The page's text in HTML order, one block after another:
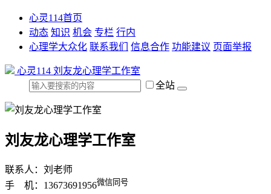
心灵114首页
动态 知识 机会 专栏 行内
心理学大众化 联系我们 信息合作 功能建议 页面举报
心灵114 刘友龙心理学工作室
全站
刘友龙心理学工作室
联系人：刘老师
手 机：13673691956微信同号